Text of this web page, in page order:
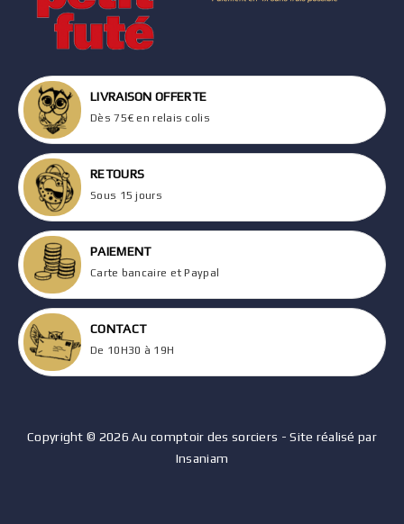
LIVRAISON OFFERTE
Dès 75€ en relais colis
RETOURS
Sous 15 jours
PAIEMENT
Carte bancaire et Paypal
CONTACT
De 10H30 à 19H
Copyright © 2026 Au comptoir des sorciers - Site réalisé par
Insaniam